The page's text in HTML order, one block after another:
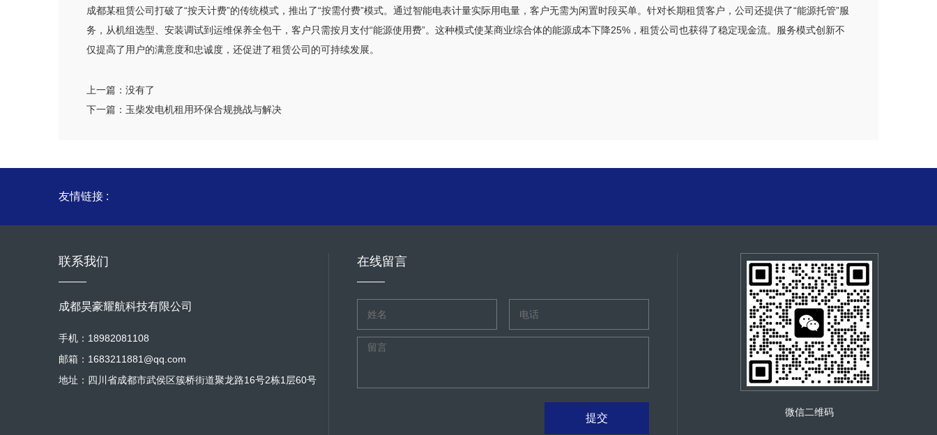
成都某租赁公司打破了“按天计费”的传统模式，推出了“按需付费”模式。通过智能电表计量实际用电量，客户无需为闲置时段买单。针对长期租赁客户，公司还提供了“能源托管”服
务，从机组选型、安装调试到运维保养全包干，客户只需按月支付“能源使用费”。这种模式使某商业综合体的能源成本下降25%，租赁公司也获得了稳定现金流。服务模式创新不
仅提高了用户的满意度和忠诚度，还促进了租赁公司的可持续发展。
上一篇： 没有了
下一篇： 玉柴发电机租用环保合规挑战与解决
友情链接 :
联系我们
成都昊豪耀航科技有限公司
手机：18982081108
邮箱：1683211881@qq.com
地址：四川省成都市武侯区簇桥街道聚龙路16号2栋1层60号
在线留言
提交 微信二维码